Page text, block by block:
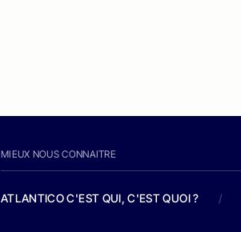
MIEUX NOUS CONNAITRE
ATLANTICO C'EST QUI, C'EST QUOI ? /